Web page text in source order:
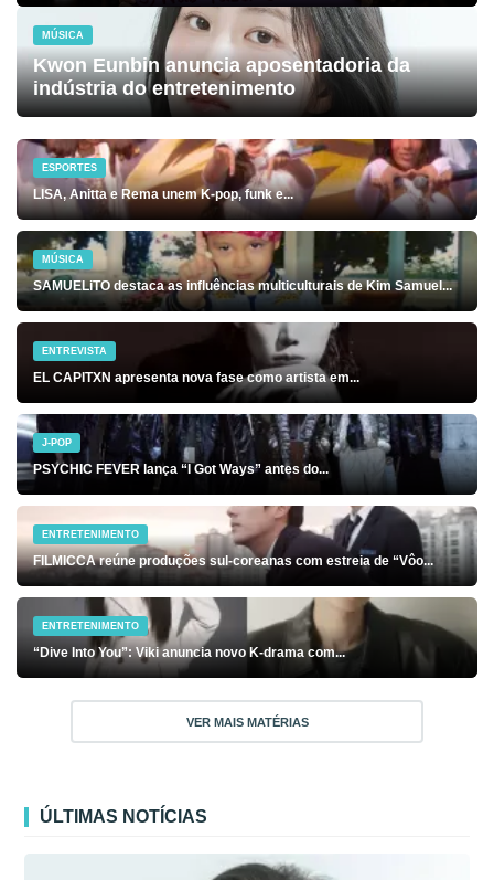
MÚSICA
Kwon Eunbin anuncia aposentadoria da
indústria do entretenimento
ESPORTES
LISA, Anitta e Rema unem K-pop, funk e...
MÚSICA
SAMUELiTO destaca as influências multiculturais de Kim Samuel...
ENTREVISTA
EL CAPITXN apresenta nova fase como artista em...
J-POP
PSYCHIC FEVER lança “I Got Ways” antes do...
ENTRETENIMENTO
FILMICCA reúne produções sul-coreanas com estreia de “Vôo...
ENTRETENIMENTO
“Dive Into You”: Viki anuncia novo K-drama com...
VER MAIS MATÉRIAS
ÚLTIMAS NOTÍCIAS